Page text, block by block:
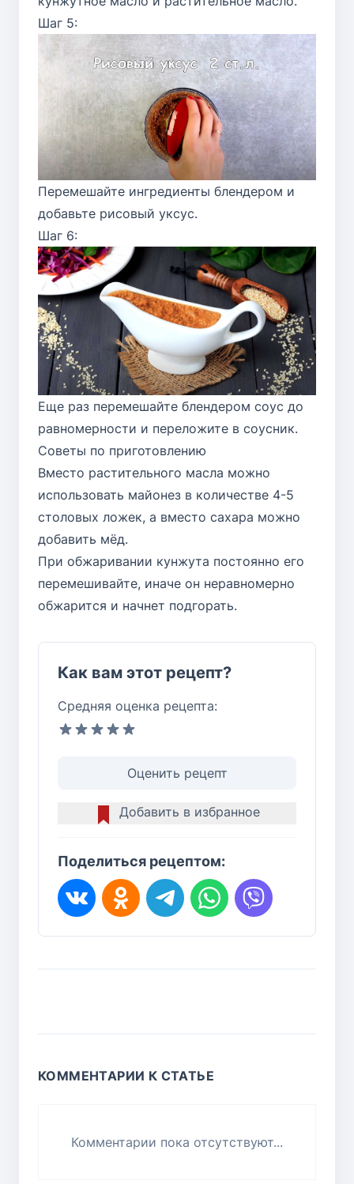
Шаг 5:
Перемешайте ингредиенты блендером и
добавьте рисовый уксус.
Шаг 6:
Еще раз перемешайте блендером соус до
равномерности и переложите в соусник.
Советы по приготовлению
Вместо растительного масла можно
использовать майонез в количестве 4-5
столовых ложек, а вместо сахара можно
добавить мёд.
При обжаривании кунжута постоянно его
перемешивайте, иначе он неравномерно
обжарится и начнет подгорать.
Как вам этот рецепт?
Средняя оценка рецепта:
Оценить рецепт
Добавить в избранное
Поделиться рецептом:
КОММЕНТАРИИ К СТАТЬЕ
Комментарии пока отсутствуют...